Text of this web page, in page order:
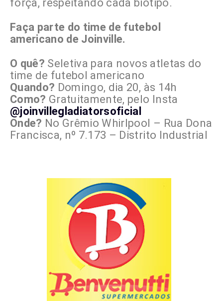
força, respeitando cada biotipo.
Faça parte do time de futebol
americano de Joinville.
O quê? Seletiva para novos atletas do
time de futebol americano
Quando? Domingo, dia 20, às 14h
Como? Gratuitamente, pelo Insta
@joinvillegladiatorsoficial
Onde? No Grêmio Whirlpool – Rua Dona
Francisca, nº 7.173 – Distrito Industrial